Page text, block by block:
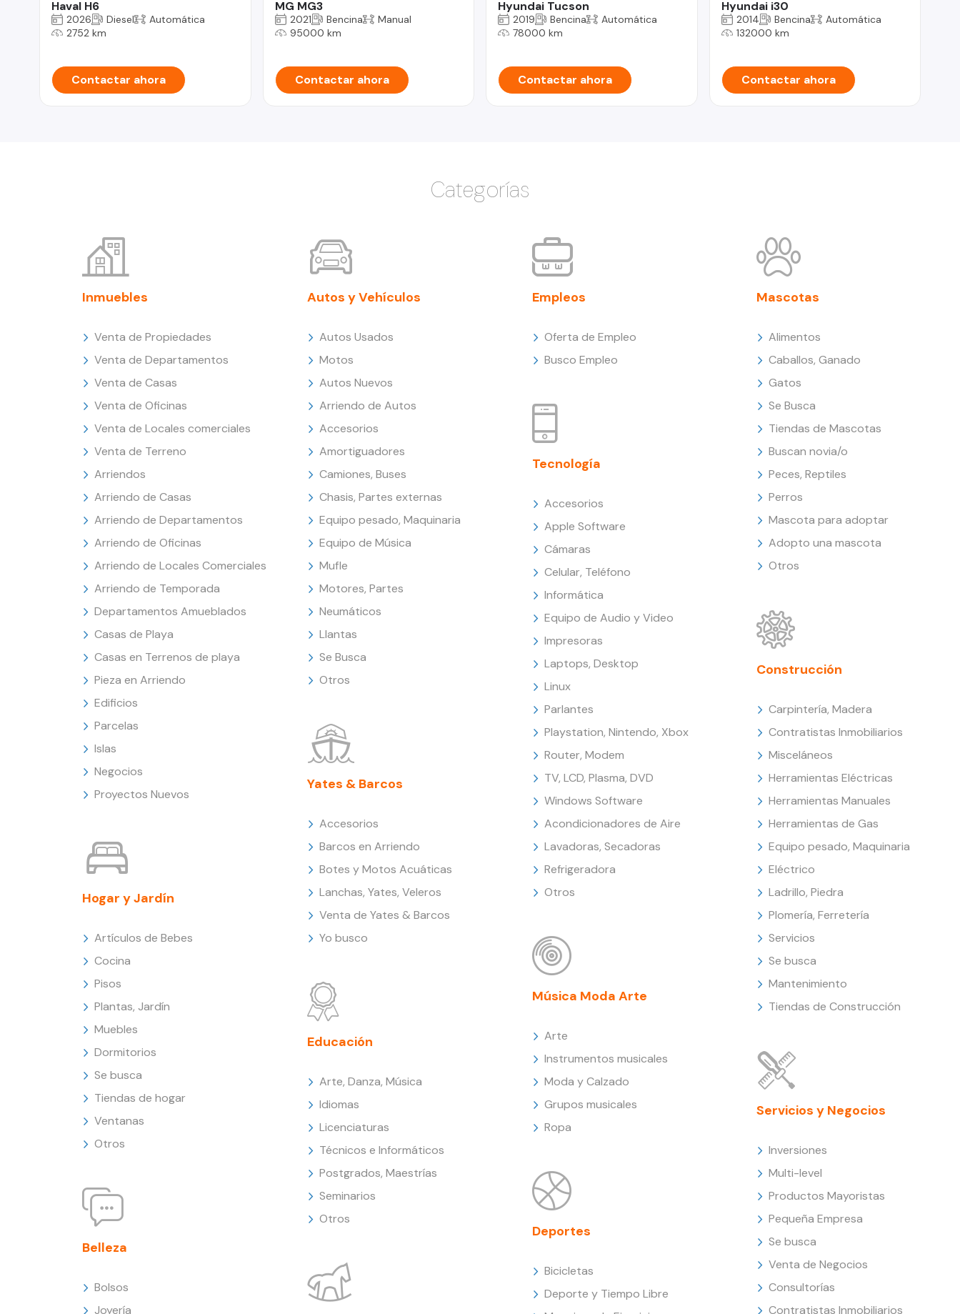
Haval H6
2026 Diesel
Automática
2752 km
Contactar ahora
MG MG3
2021 Bencina
Manual
95000 km
Contactar ahora
Hyundai Tucson
2019 Bencina
Automática
78000 km
Contactar ahora
Hyundai i30
2014 Bencina
Automática
132000 km
Contactar ahora
Categorías
Inmuebles
Venta de Propiedades
Venta de Departamentos
Venta de Casas
Venta de Oficinas
Venta de Locales comerciales
Venta de Terreno
Arriendos
Arriendo de Casas
Arriendo de Departamentos
Arriendo de Oficinas
Arriendo de Locales Comerciales
Arriendo de Temporada
Departamentos Amueblados
Casas de Playa
Casas en Terrenos de playa
Pieza en Arriendo
Edificios
Parcelas
Islas
Negocios
Proyectos Nuevos
Hogar y Jardín
Artículos de Bebes
Cocina
Pisos
Plantas, Jardín
Muebles
Dormitorios
Se busca
Tiendas de hogar
Ventanas
Otros
Belleza
Bolsos
Joyería
Autos y Vehículos
Autos Usados
Motos
Autos Nuevos
Arriendo de Autos
Accesorios
Amortiguadores
Camiones, Buses
Chasis, Partes externas
Equipo pesado, Maquinaria
Equipo de Música
Mufle
Motores, Partes
Neumáticos
Llantas
Se Busca
Otros
Yates & Barcos
Accesorios
Barcos en Arriendo
Botes y Motos Acuáticas
Lanchas, Yates, Veleros
Venta de Yates & Barcos
Yo busco
Educación
Arte, Danza, Música
Idiomas
Licenciaturas
Técnicos e Informáticos
Postgrados, Maestrías
Seminarios
Otros
Empleos
Oferta de Empleo
Busco Empleo
Tecnología
Accesorios
Apple Software
Cámaras
Celular, Teléfono
Informática
Equipo de Audio y Video
Impresoras
Laptops, Desktop
Linux
Parlantes
Playstation, Nintendo, Xbox
Router, Modem
TV, LCD, Plasma, DVD
Windows Software
Acondicionadores de Aire
Lavadoras, Secadoras
Refrigeradora
Otros
Música Moda Arte
Arte
Instrumentos musicales
Moda y Calzado
Grupos musicales
Ropa
Deportes
Bicicletas
Deporte y Tiempo Libre
Mascotas
Alimentos
Caballos, Ganado
Gatos
Se Busca
Tiendas de Mascotas
Buscan novia/o
Peces, Reptiles
Perros
Mascota para adoptar
Adopto una mascota
Otros
Construcción
Carpintería, Madera
Contratistas Inmobiliarios
Misceláneos
Herramientas Eléctricas
Herramientas Manuales
Herramientas de Gas
Equipo pesado, Maquinaria
Eléctrico
Ladrillo, Piedra
Plomería, Ferretería
Servicios
Se busca
Mantenimiento
Tiendas de Construcción
Servicios y Negocios
Inversiones
Multi-level
Productos Mayoristas
Pequeña Empresa
Se busca
Venta de Negocios
Consultorías
Contratistas Inmobiliarios